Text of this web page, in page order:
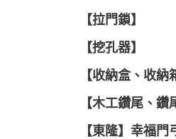
【拉門鎖】
【挖孔器】
【收納盒、收納
【木工鑽尾、鑽
【東隆】幸福門